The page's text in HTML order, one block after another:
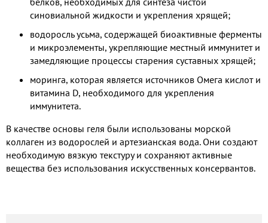
синовиальной жидкости и укрепления хрящей;
водоросль усьма, содержащей биоактивные ферменты
и микроэлементы, укрепляющие местный иммунитет и
замедляющие процессы старения суставных хрящей;
моринга, которая является источников Омега кислот и
витамина D, необходимого для укрепления
иммунитета.
В качестве основы геля были использованы морской
коллаген из водорослей и артезианская вода. Они создают
необходимую вязкую текстуру и сохраняют активные
вещества без использования искусственных консервантов.